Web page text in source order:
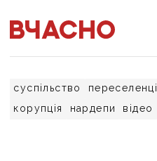
суспільство переселенці
корупція
нардепи відео